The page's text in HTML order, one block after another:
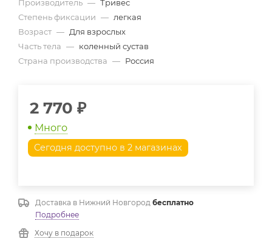
Производитель — Тривес
Степень фиксации — легкая
Возраст — Для взрослых
Часть тела — коленный сустав
Страна производства — Россия
2 770 ₽
Много
Сегодня доступно в 2 магазинах
Доставка в Нижний Новгород бесплатно
Подробнее
Хочу в подарок